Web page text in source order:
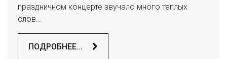
праздничном концерте звучало много теплых
слов...
ПОДРОБНЕЕ...